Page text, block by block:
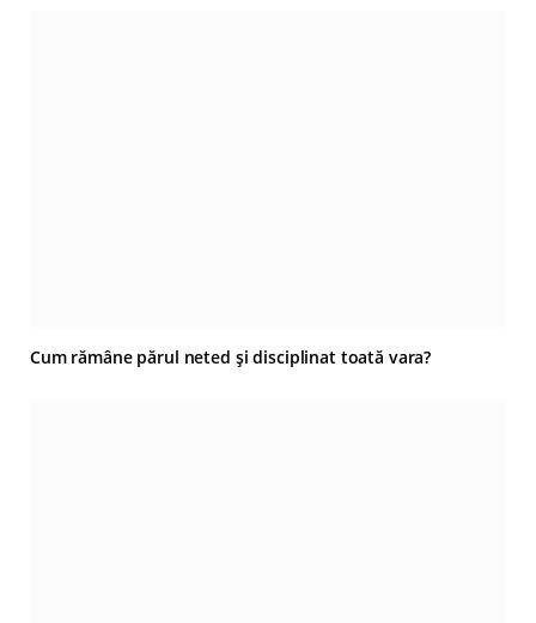
Cum rămâne părul neted și disciplinat toată vara?